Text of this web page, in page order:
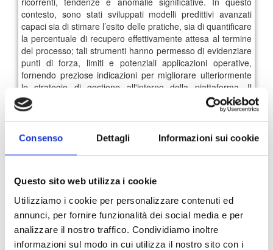
Consenso Dettagli Informazioni sui cookie
Questo sito web utilizza i cookie
Utilizziamo i cookie per personalizzare contenuti ed
annunci, per fornire funzionalità dei social media e per
analizzare il nostro traffico. Condividiamo inoltre
informazioni sul modo in cui utilizza il nostro sito con i
contesto, sono stati sviluppati modelli predittivi avanzati
capaci sia di stimare l’esito delle pratiche, sia di quantificare
la percentuale di recupero effettivamente attesa al termine
del processo; tali strumenti hanno permesso di evidenziare
punti di forza, limiti e potenziali applicazioni operative,
fornendo preziose indicazioni per migliorare ulteriormente
le strategie di gestione all'interno della piattaforma. Il
tirocinio ha rappresentato non solo un’importante
occasione di formazione per le giovani universitarie, ma
anche un momento di innovazione per testare sul campo
strumenti predittivi capaci di fare la differenza in un settore
sempre più orientato alla data-driven decision making. Il
progetto rappresenta un primo passo verso un’integrazione
operatività quotidiana, con la prospettiva di potenziare
ulteriormente GE.C.O. come strumento proattivo nel mondo